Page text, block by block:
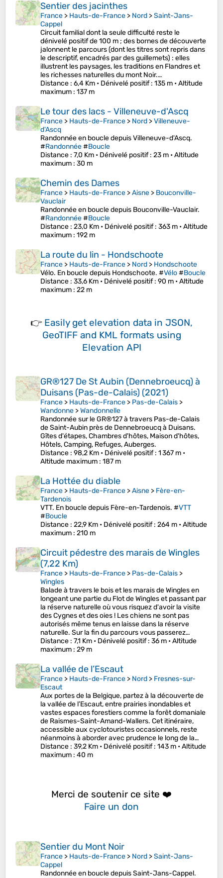
Sentier des jacinthes
France > Hauts-de-France > Nord >Saint-Jans-
Cappel
Circuit familial dont la seule difficulté reste le
dénivelé positif de 100 m ; des bornes de découverte
jalonnent le parcours (dont les titres sont repris dans
le descriptif, encadrés par des guillemets) : elles
illustrent les paysages, les traditions en Flandres et
les richesses naturelles du mont Noir.…
Distance : 6,4 Km • Dénivelé positif: 135 m •Altitude
maximum : 137 m
Le tour des lacs - Villeneuve-d'Ascq
France > Hauts-de-France > Nord >Villeneuve-
d'Ascq
Randonnée en boucle depuis Villeneuve-d'Ascq.
#Randonnée#Boucle
Distance : 7,0 Km • Dénivelé positif: 23 m •Altitude
maximum : 30 m
Chemin des Dames
France > Hauts-de-France >Aisne > Bouconville-
Vauclair
Randonnée en boucle depuis Bouconville-Vauclair.
#Randonnée#Boucle
Distance : 23,0 Km • Dénivelé positif: 363 m •Altitude
maximum : 192 m
La route du lin - Hondschoote
France > Hauts-de-France > Nord > Hondschoote
Vélo. En boucle depuis Hondschoote. #Vélo#Boucle
Distance : 33,6 Km • Dénivelé positif: 90 m •Altitude
maximum : 22 m
👉 Easily get elevation data in JSON,
GeoTIFF and KML formats using
Elevation API
GR®127 De St Aubin (Dennebroeucq) à
Duisans (Pas-de-Calais) (2021)
France > Hauts-de-France > Pas-de-Calais >
Wandonne >Wandonnelle
Randonnée sur le GR®127 à travers Pas-de-Calais
de Saint-Aubin près de Dennebroeucq à Duisans.
Gîtes d'étapes, Chambres d'hôtes, Maison d'hôtes,
Hôtels, Camping, Refuges, Auberges.
Distance : 98,2 Km • Dénivelé positif: 1 367 m •
Altitude maximum : 187 m
La Hottée du diable
France > Hauts-de-France >Aisne > Fère-en-
Tardenois
VTT. En boucle depuis Fère-en-Tardenois. #VTT
#Boucle
Distance : 22,9 Km • Dénivelé positif: 264 m •Altitude
maximum : 210 m
Circuit pédestre des marais de Wingles
(7,22 Km)
France > Hauts-de-France > Pas-de-Calais >
Wingles
Balade à travers le bois et les marais de Wingles en
longeant une partie du Flot de Wingles et passant par
la réserve naturelle où vous risquez d'avoir la visite
des Cygnes et des oies ! Les chiens ne sont pas
autorisés même tenus en laisse dans la réserve
naturelle. Sur la fin du parcours vous passerez…
Distance : 7,1 Km • Dénivelé positif: 36 m •Altitude
maximum : 29 m
La vallée de l’Escaut
France > Hauts-de-France > Nord > Fresnes-sur-
Escaut
Aux portes de la Belgique, partez à la découverte de
la vallée de l’Escaut, entre prairies inondables et
vastes espaces forestiers comme la forêt domaniale
de Raismes-Saint-Amand-Wallers. Cet itinéraire,
accessible aux cyclotouristes occasionnels, reste
néanmoins à aborder avec prudence le long de la…
Distance : 39,2 Km • Dénivelé positif: 143 m •Altitude
maximum : 40 m
Merci de soutenir ce site ❤️
Faire un don
Sentier du Mont Noir
France > Hauts-de-France > Nord >Saint-Jans-
Cappel
Randonnée en boucle depuis Saint-Jans-Cappel.